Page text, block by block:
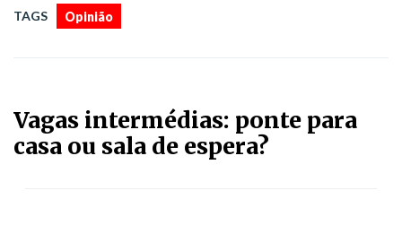
TAGS Opinião
Vagas intermédias: ponte para
casa ou sala de espera?